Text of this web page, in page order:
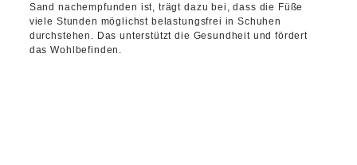
Sand nachempfunden ist, trägt dazu bei, dass die Füße
viele Stunden möglichst belastungsfrei in Schuhen
durchstehen. Das unterstützt die Gesundheit und fördert
das Wohlbefinden.